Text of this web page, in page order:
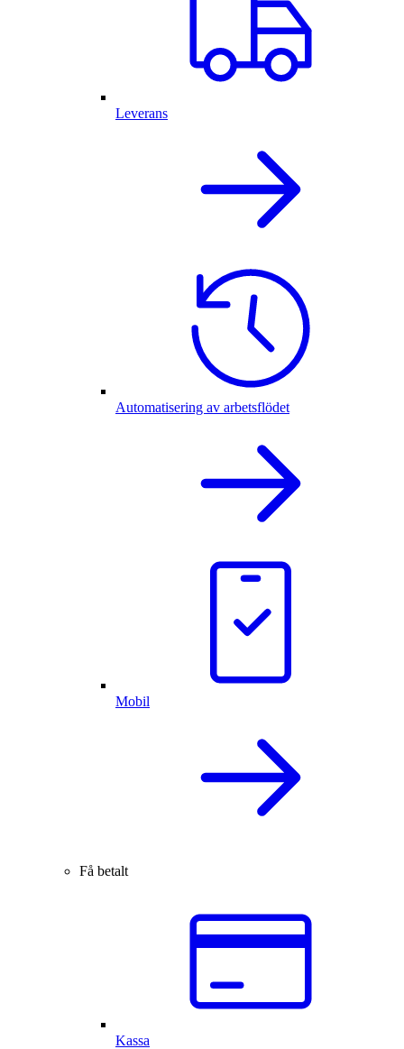
Leverans
Automatisering av arbetsflödet
Mobil
Få betalt
Kassa